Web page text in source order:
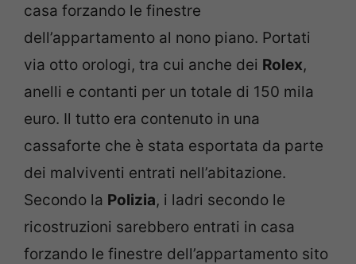
casa forzando le finestre
dell’appartamento al nono piano. Portati
via otto orologi, tra cui anche dei Rolex,
anelli e contanti per un totale di 150 mila
euro. Il tutto era contenuto in una
cassaforte che è stata esportata da parte
dei malviventi entrati nell’abitazione.
Secondo la Polizia, i ladri secondo le
ricostruzioni sarebbero entrati in casa
forzando le finestre dell’appartamento sito